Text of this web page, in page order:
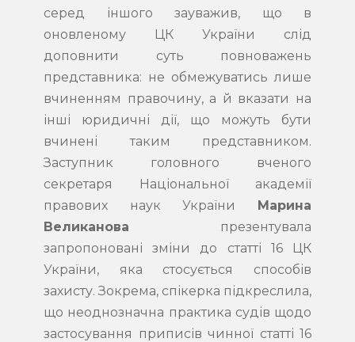
серед іншого зауважив, що в
оновленому ЦК України слід
доповнити суть повноважень
представника: не обмежуватись лише
вчиненням правочину, а й вказати на
інші юридичні дії, що можуть бути
вчинені таким представником.
Заступник головного вченого
секретаря Національної академії
правових наук України Марина
Великанова презентувала
запропоновані зміни до статті 16 ЦК
України, яка стосується способів
захисту. Зокрема, спікерка підкреслила,
що неоднозначна практика судів щодо
застосування приписів чинної статті 16